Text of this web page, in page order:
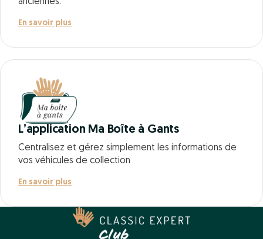
En savoir plus
L’application Ma Boîte à Gants
Centralisez et gérez simplement les informations de
vos véhicules de collection
En savoir plus